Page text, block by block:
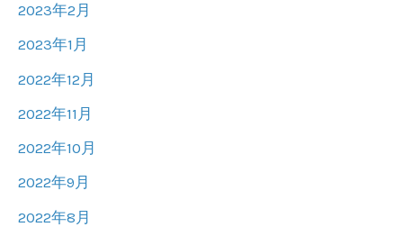
2023年2月
2023年1月
2022年12月
2022年11月
2022年10月
2022年9月
2022年8月